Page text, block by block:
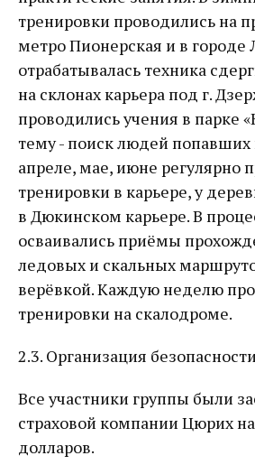
тренировки проводились на
метро Пионерская и в городе
отрабатывалась техника
на склонах карьера под г.
проводились учения в парке
тему - поиск людей попавших
апреле, мае, июне регулярно
тренировки в карьере, у
в Дюкинском карьере. В
осваивались приёмы
ледовых и скальных
верёвкой. Каждую неделю
тренировки на скалодроме.
2.3. Организация безопасности
Все участники группы были
страховой компании Цюрих
долларов.